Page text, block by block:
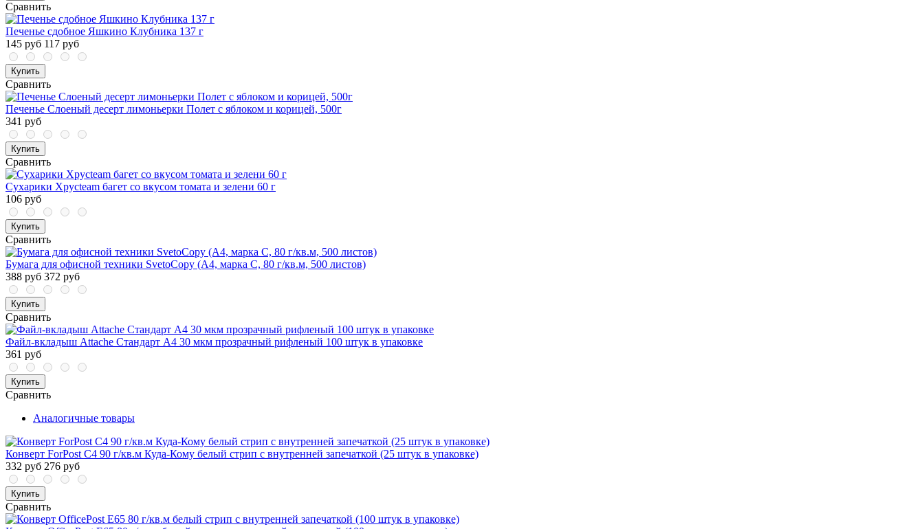
Сравнить
Печенье сдобное Яшкино Клубника 137 г
145 руб 117 руб
Купить
Сравнить
Печенье Слоеный десерт лимоньерки Полет с яблоком и корицей, 500г
341 руб
Купить
Сравнить
Сухарики Хрусteam багет со вкусом томата и зелени 60 г
106 руб
Купить
Сравнить
Бумага для офисной техники SvetoCopy (A4, марка C, 80 г/кв.м, 500 листов)
388 руб 372 руб
Купить
Сравнить
Файл-вкладыш Attache Стандарт А4 30 мкм прозрачный рифленый 100 штук в упаковке
361 руб
Купить
Сравнить
Аналогичные товары
Конверт ForPost C4 90 г/кв.м Куда-Кому белый стрип с внутренней запечаткой (25 штук в упаковке)
332 руб 276 руб
Купить
Сравнить